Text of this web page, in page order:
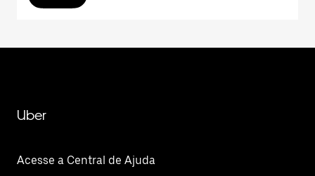
Uber
Acesse a Central de Ajuda